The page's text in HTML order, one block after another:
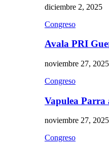
diciembre 2, 2025
Congreso
Avala PRI
noviembre 27, 2025
Congreso
Vapulea
noviembre 27, 2025
Congreso